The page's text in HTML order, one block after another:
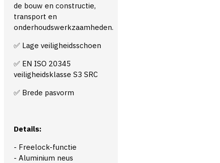
de bouw en constructie,
transport en
onderhoudswerkzaamheden.
✅ Lage veiligheidsschoen
✅ EN ISO 20345
veiligheidsklasse S3 SRC
✅ Brede pasvorm
Details:
- Freelock-functie
- Aluminium neus